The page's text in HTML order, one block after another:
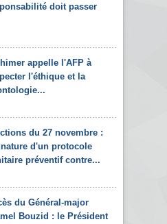
doit passer
appelle l'AFP à
l'éthique et la
du 27 novembre :
d'un protocole
préventif contre...
du Général-major
Bouzid : le Président